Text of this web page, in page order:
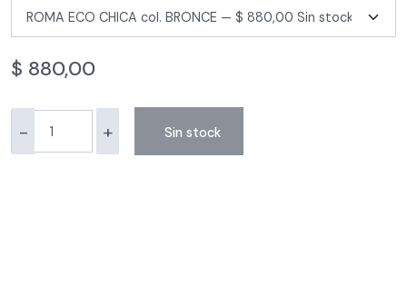
$ 880,00
- + Sin stock